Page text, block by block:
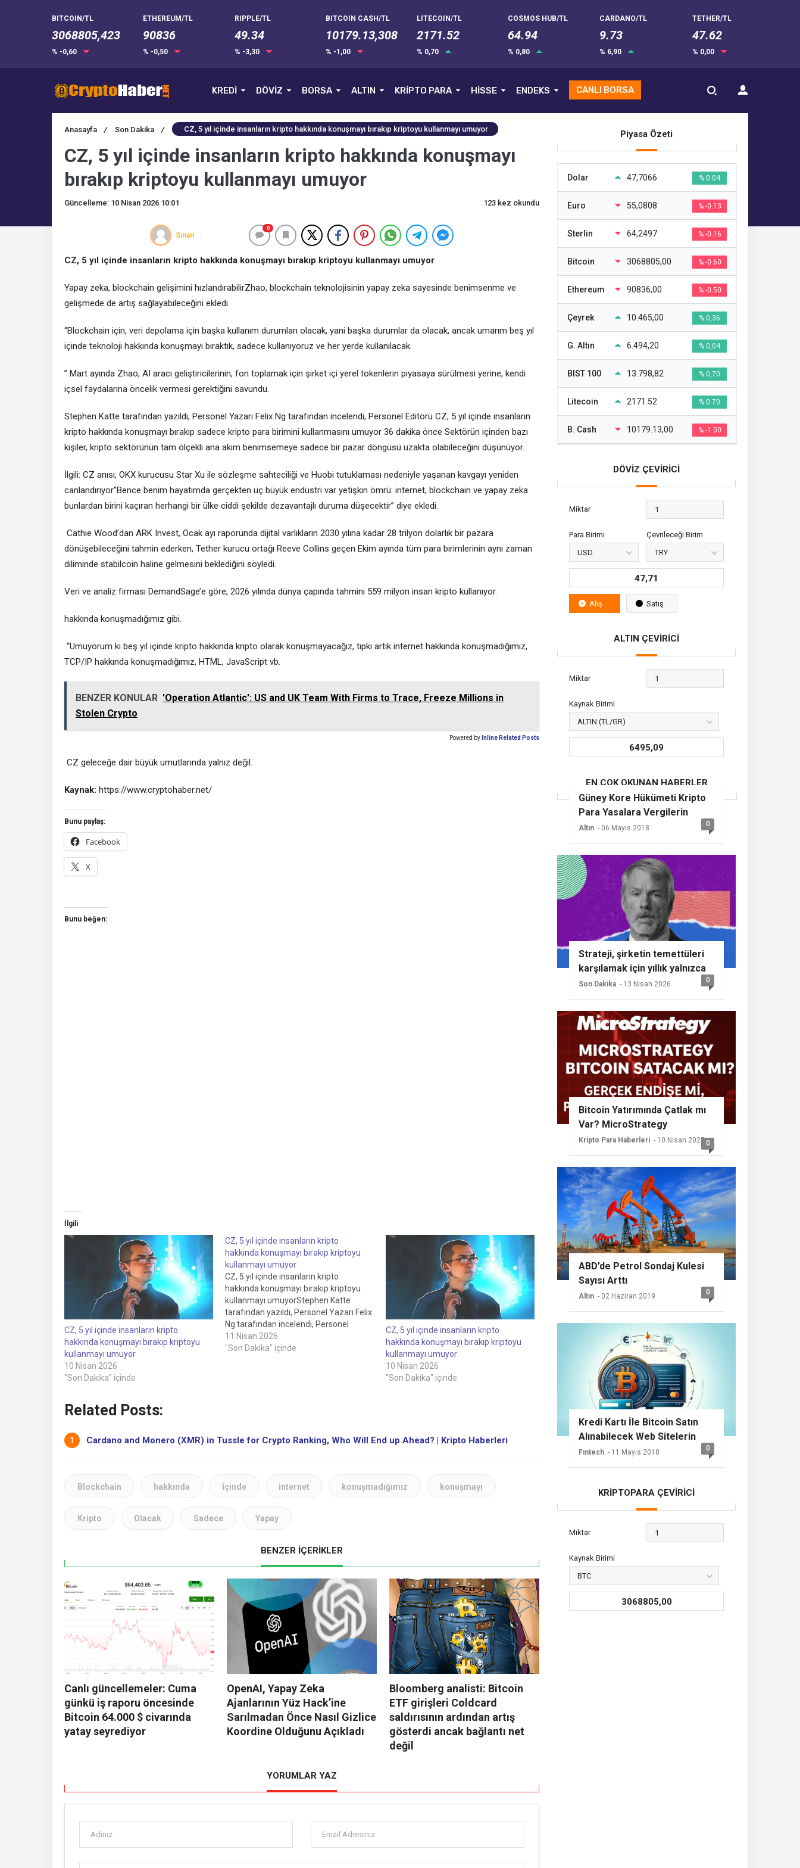
BITCOIN/TL
3068805,423
% -0,60
ETHEREUM/TL
90836
% -0,50
RIPPLE/TL
49.34
% -3,30
BITCOIN CASH/TL
10179.13,308
% -1,00
LITECOIN/TL
2171.52
% 0,70
COSMOS HUB/TL
64.94
% 0,80
CARDANO/TL
9.73
% 6,90
TETHER/TL
47.62
% 0,00
KREDİ DÖVİZ BORSA ALTIN KRİPTO PARA HİSSE ENDEKS CANLI BORSA
Anasayfa / Son Dakika / CZ, 5 yıl içinde insanların kripto hakkında konuşmayı bırakıp kriptoyu kullanmayı umuyor
CZ, 5 yıl içinde insanların kripto hakkında konuşmayı
bırakıp kriptoyu kullanmayı umuyor
Güncelleme: 10 Nisan 2026 10:01 123 kez okundu
Sinan
0
CZ, 5 yıl içinde insanların kripto hakkında konuşmayı bırakıp kriptoyu kullanmayı umuyor
Yapay zeka, blockchain gelişimini hızlandırabilirZhao, blockchain teknolojisinin yapay zeka sayesinde benimsenme ve
gelişmede de artış sağlayabileceğini ekledi.
“Blockchain için, veri depolama için başka kullanım durumları olacak, yani başka durumlar da olacak, ancak umarım beş yıl
içinde teknoloji hakkında konuşmayı bıraktık, sadece kullanıyoruz ve her yerde kullanılacak.
” Mart ayında Zhao, AI aracı geliştiricilerinin, fon toplamak için şirket içi yerel tokenlerin piyasaya sürülmesi yerine, kendi
içsel faydalarına öncelik vermesi gerektiğini savundu.
Stephen Katte tarafından yazıldı, Personel Yazarı Felix Ng tarafından incelendi, Personel Editörü CZ, 5 yıl içinde insanların
kripto hakkında konuşmayı bırakıp sadece kripto para birimini kullanmasını umuyor 36 dakika önce Sektörün içinden bazı
kişiler, kripto sektörünün tam ölçekli ana akım benimsemeye sadece bir pazar döngüsü uzakta olabileceğini düşünüyor.
İlgili: CZ anısı, OKX kurucusu Star Xu ile sözleşme sahteciliği ve Huobi tutuklaması nedeniyle yaşanan kavgayı yeniden
canlandırıyor”Bence benim hayatımda gerçekten üç büyük endüstri var yetişkin ömrü: internet, blockchain ve yapay zeka
bunlardan birini kaçıran herhangi bir ülke ciddi şekilde dezavantajlı duruma düşecektir” diye ekledi.
Cathie Wood’dan ARK Invest, Ocak ayı raporunda dijital varlıkların 2030 yılına kadar 28 trilyon dolarlık bir pazara
dönüşebileceğini tahmin ederken, Tether kurucu ortağı Reeve Collins geçen Ekim ayında tüm para birimlerinin aynı zaman
diliminde stabilcoin haline gelmesini beklediğini söyledi.
Veri ve analiz firması DemandSage’e göre, 2026 yılında dünya çapında tahmini 559 milyon insan kripto kullanıyor.
hakkında konuşmadığımız gibi.
“Umuyorum ki beş yıl içinde kripto hakkında kripto olarak konuşmayacağız, tıpkı artık internet hakkında konuşmadığımız,
TCP/IP hakkında konuşmadığımız, HTML, JavaScript vb.
BENZER KONULAR 'Operation Atlantic': US and UK Team With Firms to Trace, Freeze Millions in
Stolen Crypto
Powered by Inline Related Posts
CZ geleceğe dair büyük umutlarında yalnız değil.
Kaynak: https://www.cryptohaber.net/
Bunu paylaş:
Facebook
X
Bunu beğen:
İlgili
CZ, 5 yıl içinde insanların kripto
hakkında konuşmayı bırakıp kriptoyu
kullanmayı umuyor
10 Nisan 2026
"Son Dakika" içinde
CZ, 5 yıl içinde insanların kripto
hakkında konuşmayı bırakıp kriptoyu
kullanmayı umuyor
CZ, 5 yıl içinde insanların kripto
hakkında konuşmayı bırakıp kriptoyu
kullanmayı umuyorStephen Katte
tarafından yazıldı, Personel Yazarı Felix
Ng tarafından incelendi, Personel
EditörüCZ, 5 yıl içinde insanların kripto
hakkında konuşmayı bırakıp sadece
11 Nisan 2026
"Son Dakika" içinde
CZ, 5 yıl içinde insanların kripto
hakkında konuşmayı bırakıp kriptoyu
kullanmayı umuyor
10 Nisan 2026
"Son Dakika" içinde
Related Posts:
Cardano and Monero (XMR) in Tussle for Crypto Ranking, Who Will End up Ahead? | Kripto Haberleri
Blockchain hakkında İçinde internet konuşmadığımız konuşmayı
Kripto Olacak Sadece Yapay
BENZER İÇERİKLER
Canlı güncellemeler: Cuma
günkü iş raporu öncesinde
Bitcoin 64.000 $ civarında
yatay seyrediyor
OpenAI, Yapay Zeka
Ajanlarının Yüz Hack’ine
Sarılmadan Önce Nasıl Gizlice
Koordine Olduğunu Açıkladı
Bloomberg analisti: Bitcoin
ETF girişleri Coldcard
saldırısının ardından artış
gösterdi ancak bağlantı net
değil
YORUMLAR YAZ
Piyasa Özeti
Dolar 47,7066 % 0.04
Euro 55,0808 % -0.13
Sterlin 64,2497 % -0.16
Bitcoin 3068805,00 % -0.60
Ethereum 90836,00 % -0.50
Çeyrek 10.465,00 % 0,36
G. Altın 6.494,20 % 0,04
BIST 100 13.798,82 % 0,70
Litecoin 2171.52 % 0.70
B. Cash 10179.13,00 % -1.00
DÖVİZ ÇEVİRİCİ
Miktar
Para Birimi Çevrileceği Birim
47,71
Alış Satış
ALTIN ÇEVİRİCİ
Miktar
Kaynak Birimi
6495,09
EN ÇOK OKUNAN HABERLER
Güney Kore Hükümeti Kripto
Para Yasalara Vergilerin
Getireceğini Açıkladı
Altın - 06 Mayıs 2018 0
Strateji, şirketin temettüleri
karşılamak için yıllık yalnızca
%2 BTC büyümesine ihtiyaç
duyması nedeniyle başka bir
Bitcoin alımının sinyalini
veriyor
Son Dakika - 13 Nisan 2026 0
Bitcoin Yatırımında Çatlak mı
Var? MicroStrategy
Sessizliğini Koruyor
Kripto Para Haberleri - 10 Nisan 20250
ABD’de Petrol Sondaj Kulesi
Sayısı Arttı
Altın - 02 Haziran 2019 0
Kredi Kartı İle Bitcoin Satın
Alınabilecek Web Sitelerin
Listesi
Fıntech - 11 Mayıs 2018 0
KRİPTOPARA ÇEVİRİCİ
Miktar
Kaynak Birimi
3068805,00